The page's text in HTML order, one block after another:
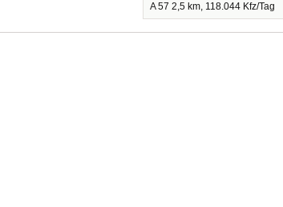
A 57 2,5 km, 118.044 Kfz/Tag